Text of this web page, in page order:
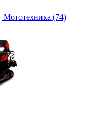
Мототехника (74)